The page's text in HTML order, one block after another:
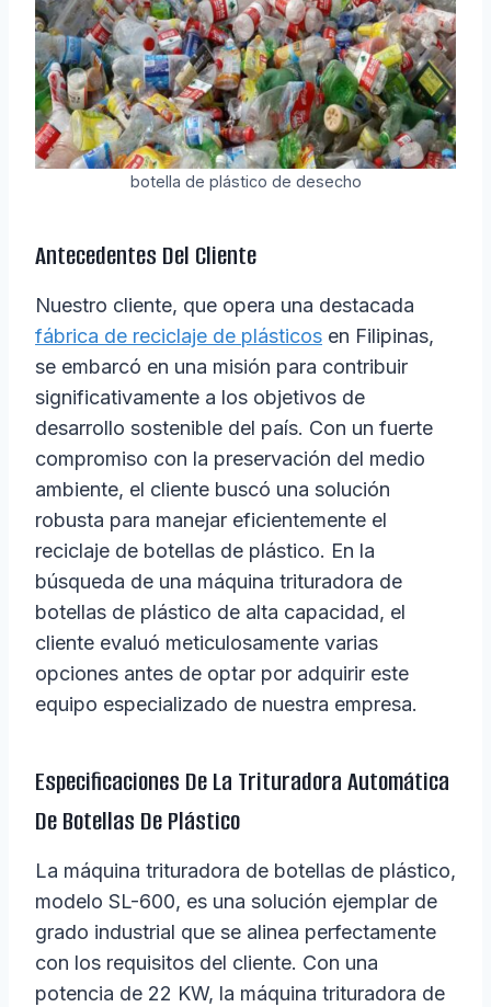
botella de plástico de desecho
Antecedentes Del Cliente
Nuestro cliente, que opera una destacada
fábrica de reciclaje de plásticos en Filipinas,
se embarcó en una misión para contribuir
significativamente a los objetivos de
desarrollo sostenible del país. Con un fuerte
compromiso con la preservación del medio
ambiente, el cliente buscó una solución
robusta para manejar eficientemente el
reciclaje de botellas de plástico. En la
búsqueda de una máquina trituradora de
botellas de plástico de alta capacidad, el
cliente evaluó meticulosamente varias
opciones antes de optar por adquirir este
equipo especializado de nuestra empresa.
Especificaciones De La Trituradora Automática
De Botellas De Plástico
La máquina trituradora de botellas de plástico,
modelo SL-600, es una solución ejemplar de
grado industrial que se alinea perfectamente
con los requisitos del cliente. Con una
potencia de 22 KW, la máquina trituradora de